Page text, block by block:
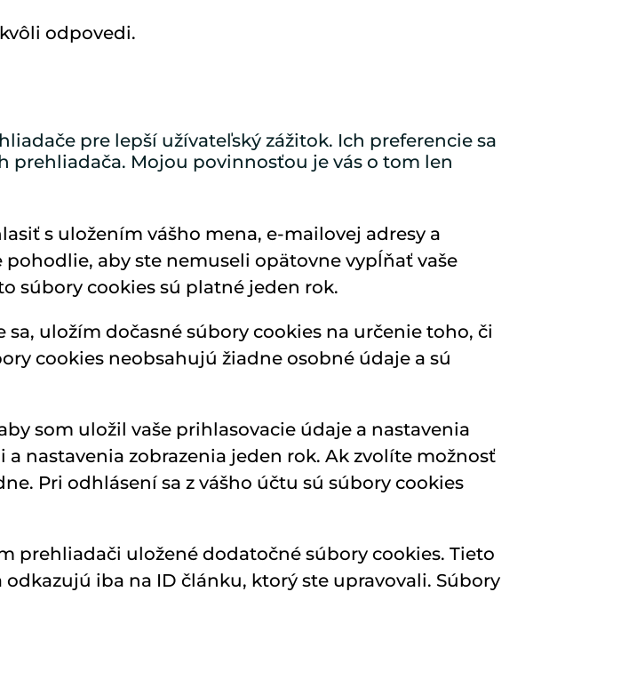
odpovedi.
pre lepší užívateľský zážitok. Ich preferencie sa
prehliadača. Mojou povinnosťou je vás o tom len
s uložením vášho mena, e-mailovej adresy a
aby ste nemuseli opätovne vypĺňať vaše
súbory cookies sú platné jeden rok.
uložím dočasné súbory cookies na určenie toho, či
cookies neobsahujú žiadne osobné údaje a sú
som uložil vaše prihlasovacie údaje a nastavenia
nastavenia zobrazenia jeden rok. Ak zvolíte možnosť
Pri odhlásení sa z vášho účtu sú súbory cookies
prehliadači uložené dodatočné súbory cookies. Tieto
iba na ID článku, ktorý ste upravovali. Súbory